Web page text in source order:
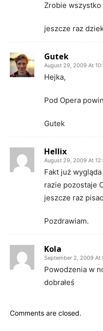
Zrobie
jeszcze raz
Gutek
August 29, 2009 At
Hejka,
Pod Opera
Gutek
Hellix
August 29, 2009 At
Fakt już
razie pozostaje
jeszcze raz
Pozdrawiam.
Kola
September 2, 2009 At
Powodzenia w
dobrałeś
Comments are closed.